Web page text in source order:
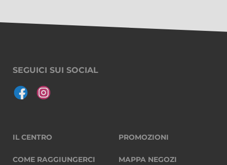
SEGUICI SUI SOCIAL
IL CENTRO
COME RAGGIUNGERCI
PROMOZIONI
MAPPA NEGOZI